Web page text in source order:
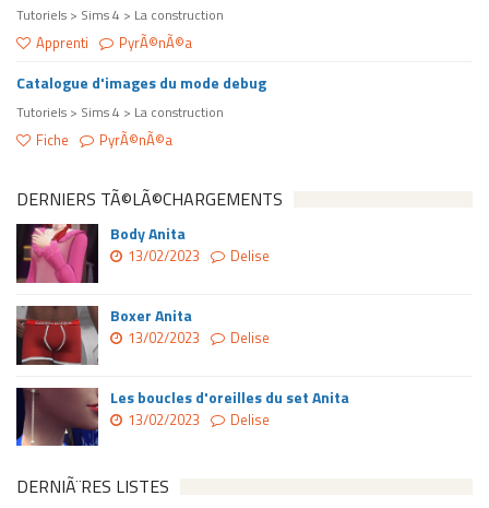
Tutoriels > Sims 4 > La construction
Apprenti PyrÃ©nÃ©a
Catalogue d'images du mode debug
Tutoriels > Sims 4 > La construction
Fiche PyrÃ©nÃ©a
DERNIERS TÃ©LÃ©CHARGEMENTS
Body Anita
13/02/2023 Delise
Boxer Anita
13/02/2023 Delise
Les boucles d'oreilles du set Anita
13/02/2023 Delise
DERNIÃ¨RES LISTES